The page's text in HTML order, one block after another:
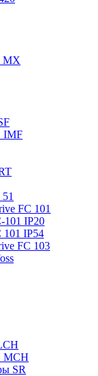
MX
IMF
FC 101
101 IP20
101 IP54
FC 103
MCH
SR